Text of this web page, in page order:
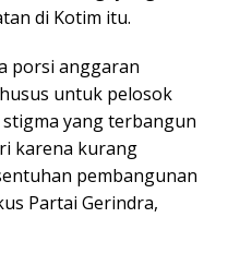
di Kotim itu.
porsi anggaran
untuk pelosok
yang terbangun
karena kurang
pembangunan
Partai Gerindra,